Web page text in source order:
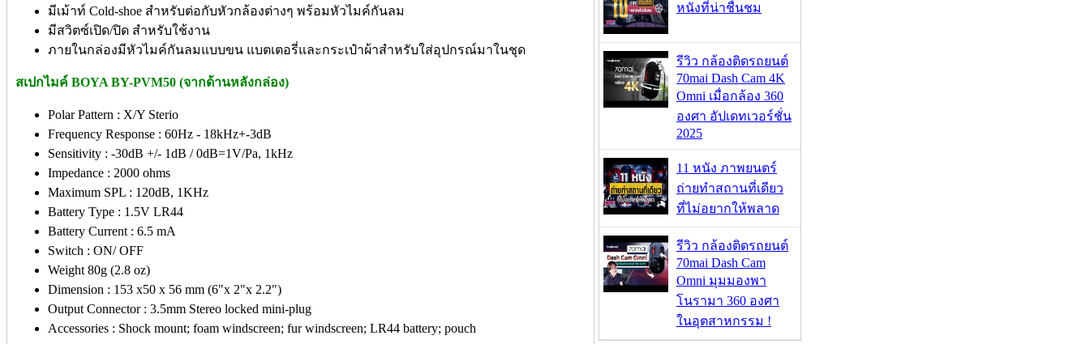
มีเม้าท์ Cold-shoe สำหรับต่อกับหัวกล้องต่างๆ พร้อมหัวไมค์กันลม
มีสวิตซ์เปิด/ปิด สำหรับใช้งาน
ภายในกล่องมีหัวไมค์กันลมแบบขน แบตเตอรี่และกระเป๋าผ้าสำหรับใส่อุปกรณ์มาในชุด
สเปกไมค์ BOYA BY-PVM50 (จากด้านหลังกล่อง)
Polar Pattern : X/Y Sterio
Frequency Response : 60Hz - 18kHz+-3dB
Sensitivity : -30dB +/- 1dB / 0dB=1V/Pa, 1kHz
Impedance : 2000 ohms
Maximum SPL : 120dB, 1KHz
Battery Type : 1.5V LR44
Battery Current : 6.5 mA
Switch : ON/ OFF
Weight 80g (2.8 oz)
Dimension : 153 x50 x 56 mm (6"x 2"x 2.2")
Output Connector : 3.5mm Stereo locked mini-plug
Accessories : Shock mount; foam windscreen; fur windscreen; LR44 battery; pouch
หนังที่น่าชื่นชม
รีวิว กล้องติดรถยนต์
70mai Dash Cam 4K
Omni เมื่อกล้อง 360
องศา อัปเดทเวอร์ชั่น
2025
11 หนัง ภาพยนตร์
ถ่ายทำสถานที่เดียว
ที่ไม่อยากให้พลาด
รีวิว กล้องติดรถยนต์
70mai Dash Cam
Omni มุมมองพา
โนรามา 360 องศา
ในอุตสาหกรรม !